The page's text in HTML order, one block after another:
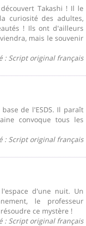
Takashi ! Il le
curiosité des adultes,
! Ils ont d'ailleurs
mais le souvenir
: Script original français
de l'ESDS. Il paraît
convoque tous les
: Script original français
d'une nuit. Un
le professeur
ce mystère !
: Script original français